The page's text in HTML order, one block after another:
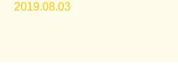
2019.08.03